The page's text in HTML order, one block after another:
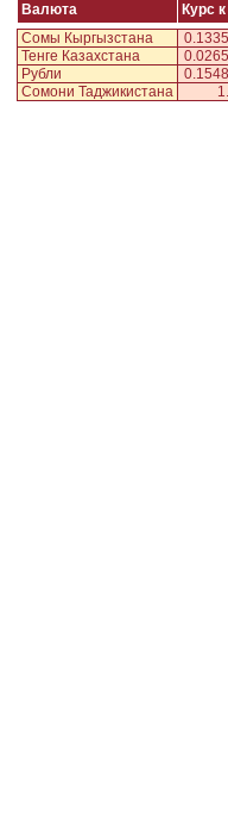
Валюта
Курс
Сомы Кыргызстана
Тенге Казахстана
Рубли
Сомони Таджикистана